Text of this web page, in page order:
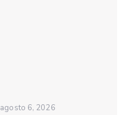
agosto 6, 2026